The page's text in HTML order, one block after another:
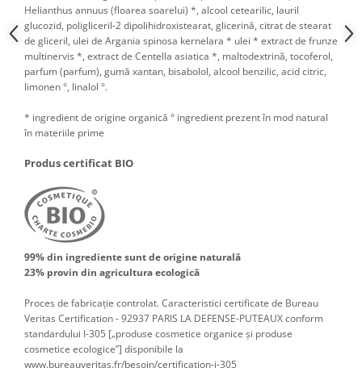
Helianthus annuus (floarea soarelui) *, alcool cetearilic, lauril
glucozid, poligliceril-2 dipolihidroxistearat, glicerină, citrat de stearat
de gliceril, ulei de Argania spinosa kernelara * ulei * extract de frunze
multinervis *, extract de Centella asiatica *, maltodextrină, tocoferol,
parfum (parfum), gumă xantan, bisabolol, alcool benzilic, acid citric,
limonen °, linalol °.
* ingredient de origine organică ° ingredient prezent în mod natural
în materiile prime
Produs certificat BIO
99% din ingrediente sunt de origine naturală
23% provin din agricultura ecologică
Proces de fabricație controlat. Caracteristici certificate de Bureau
Veritas Certification - 92937 PARIS LA DEFENSE-PUTEAUX conform
standardului I-305 [„produse cosmetice organice și produse
cosmetice ecologice”] disponibile la
www.bureauveritas.fr/besoin/certification-i-305